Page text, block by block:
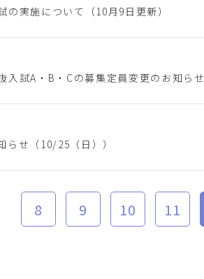
の実施について（10月9日更新）
入試A・B・Cの募集定員変更のお知らせ
らせ（10/25（日））
8 9 10 11